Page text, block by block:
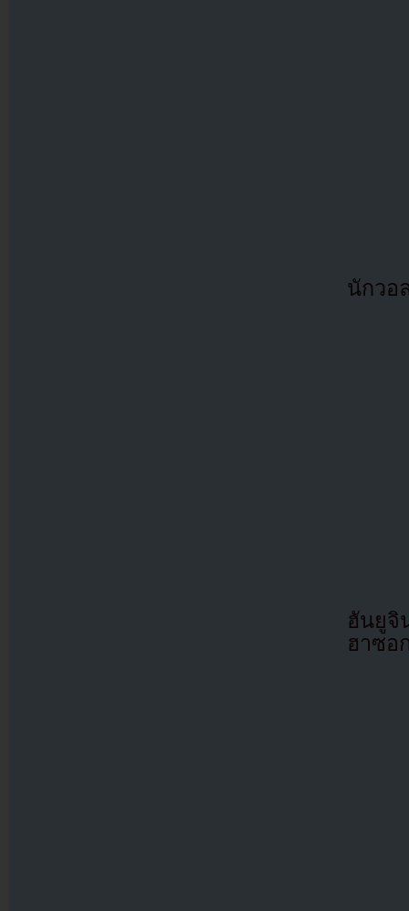
นักวอ
ฮันยูจิ
ฮาซอ